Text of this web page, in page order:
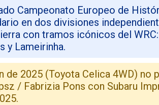
Campeonato Europeo de
en dos divisiones
con tramos icónicos del
y Lameirinha.
2025 (Toyota Celica 4WD) no
/ Fabrizia Pons con Subaru